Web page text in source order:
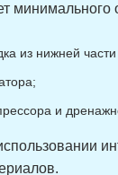
из нижней
и